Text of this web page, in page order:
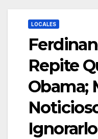
LOCALES
Repite
Obama;
Ignorarlo